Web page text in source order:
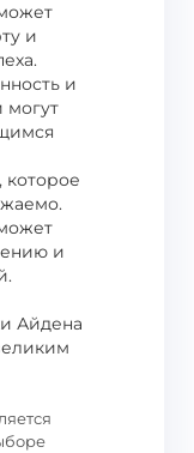
и
и
могут
которое
и
Айдена